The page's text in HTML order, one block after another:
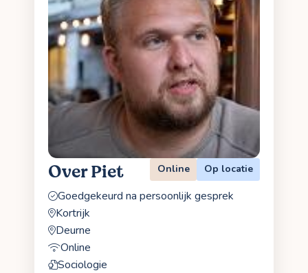
Over Piet Online Op locatie
Goedgekeurd na persoonlijk gesprek
Kortrijk
Deurne
Online
Sociologie